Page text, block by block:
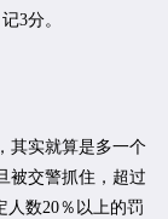
3分。
其实就算是多一个
被交警抓住，超过
人数20％以上的罚